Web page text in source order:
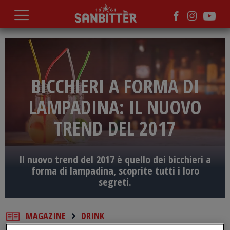
contenuto
principale
BICCHIERI A FORMA DI
LAMPADINA: IL NUOVO
TREND DEL 2017
Il nuovo trend del 2017 è quello dei bicchieri a
forma di lampadina, scoprite tutti i loro
segreti.
MAGAZINE DRINK